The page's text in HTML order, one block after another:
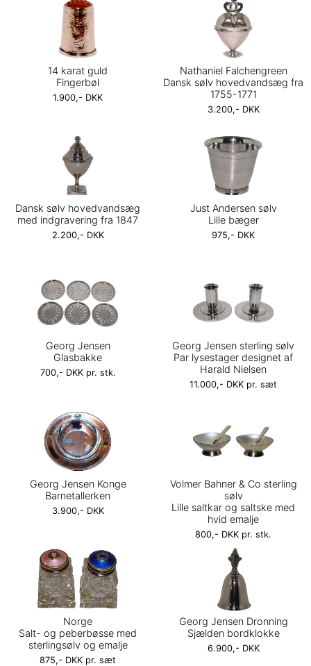
14 karat guld
Fingerbøl
1.900,- DKK
Nathaniel Falchengreen
Dansk sølv hovedvandsæg fra
1755-1771
3.200,- DKK
Dansk sølv hovedvandsæg
med indgravering fra 1847
2.200,- DKK
Just Andersen sølv
Lille bæger
975,- DKK
Georg Jensen
Glasbakke
700,- DKK pr. stk.
Georg Jensen sterling sølv
Par lysestager designet af
Harald Nielsen
11.000,- DKK pr. sæt
Georg Jensen Konge
Barnetallerken
3.900,- DKK
Volmer Bahner & Co sterling
sølv
Lille saltkar og saltske med
hvid emalje
800,- DKK pr. stk.
Norge
Salt- og peberbøsse med
sterlingsølv og emalje
875,- DKK pr. sæt
Georg Jensen Dronning
Sjælden bordklokke
6.900,- DKK